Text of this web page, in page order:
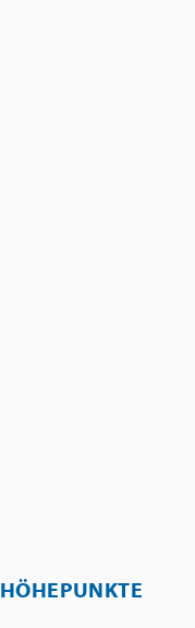
HÖHEPUNKTE